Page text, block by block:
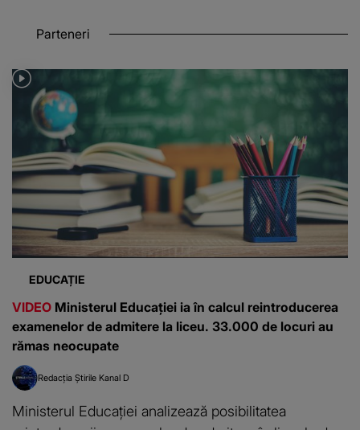
Parteneri
EDUCAȚIE
VIDEO Ministerul Educației ia în calcul reintroducerea
examenelor de admitere la liceu. 33.000 de locuri au
rămas neocupate
Redacția Știrile Kanal D
Ministerul Educației analizează posibilitatea